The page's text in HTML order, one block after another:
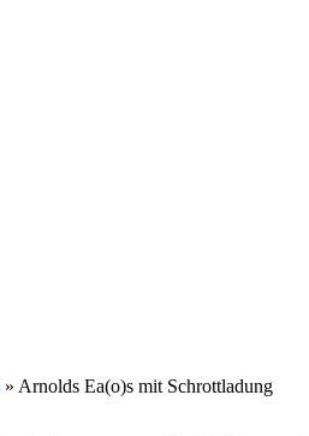
» Arnolds Ea(o)s mit Schrottladung